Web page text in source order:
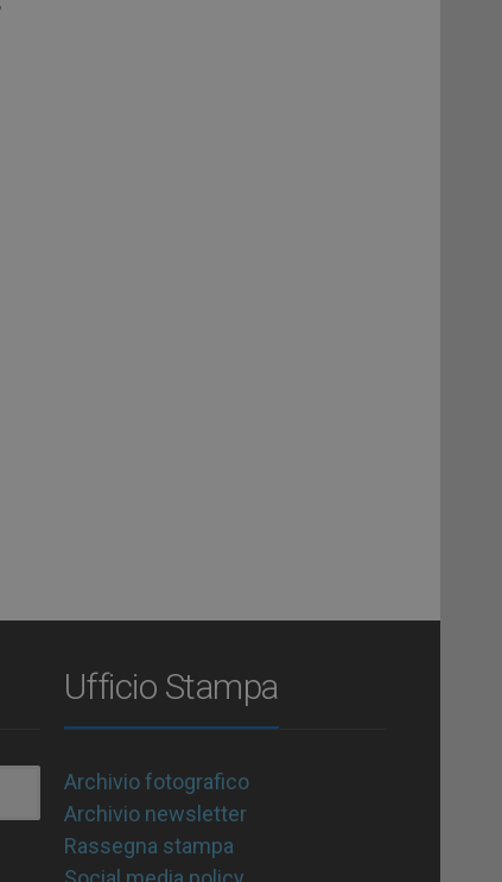
Ufficio Stampa
Archivio fotografico
Archivio newsletter
Rassegna stampa